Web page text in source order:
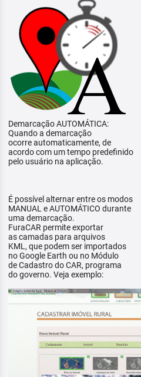
Demarcação AUTOMÁTICA:
Quando a demarcação
ocorre automaticamente, de
acordo com um tempo predefinido
pelo usuário na aplicação.
É possível alternar entre os modos
MANUAL e AUTOMÁTICO durante
uma demarcação.
FuraCAR permite exportar
as camadas para arquivos
KML, que podem ser importados
no Google Earth ou no Módulo
de Cadastro do CAR, programa
do governo. Veja exemplo: